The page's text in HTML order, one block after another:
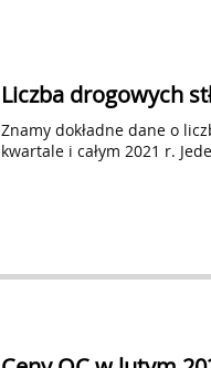
Liczba drogowych
Znamy dokładne dane o
kwartale i całym 2021 r.